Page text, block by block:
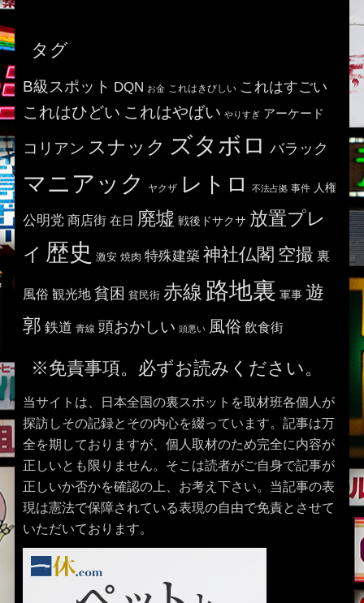
タグ
B級スポット DQN お金 これはきびしい これはすごい
これはひどい これはやばい やりすぎ アーケード
コリアン スナック ズタボロ バラック
マニアック ヤクザ レトロ 不法占拠 事件 人権
公明党 商店街 在日 廃墟 戦後ドサクサ 放置プレ
イ 歴史 激安 焼肉 特殊建築 神社仏閣 空撮 裏
風俗 観光地 貧困 貧民街 赤線 路地裏 軍事 遊
郭 鉄道 青線 頭おかしい 頭悪い 風俗 飲食街
※免責事項。必ずお読みください。
当サイトは、日本全国の裏スポットを取材班各個人が
探訪しその記録とその内心を綴っています。記事は万
全を期しておりますが、個人取材のため完全に内容が
正しいとも限りません。そこは読者がご自身で記事が
正しいか否かを確認の上、お考え下さい。当記事の表
現は憲法で保障されている表現の自由で免責とさせて
いただいております。